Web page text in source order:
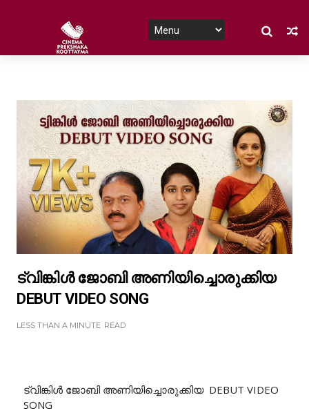
ട്വിങ്കിൾ ജോബി അണിയിച്ചൊരുക്കിയ
DEBUT VIDEO SONG
LESS THAN A MINUTE READ
ട്വിങ്കിൾ ജോബി അണിയിച്ചൊരുക്കിയ DEBUT VIDEO
SONG